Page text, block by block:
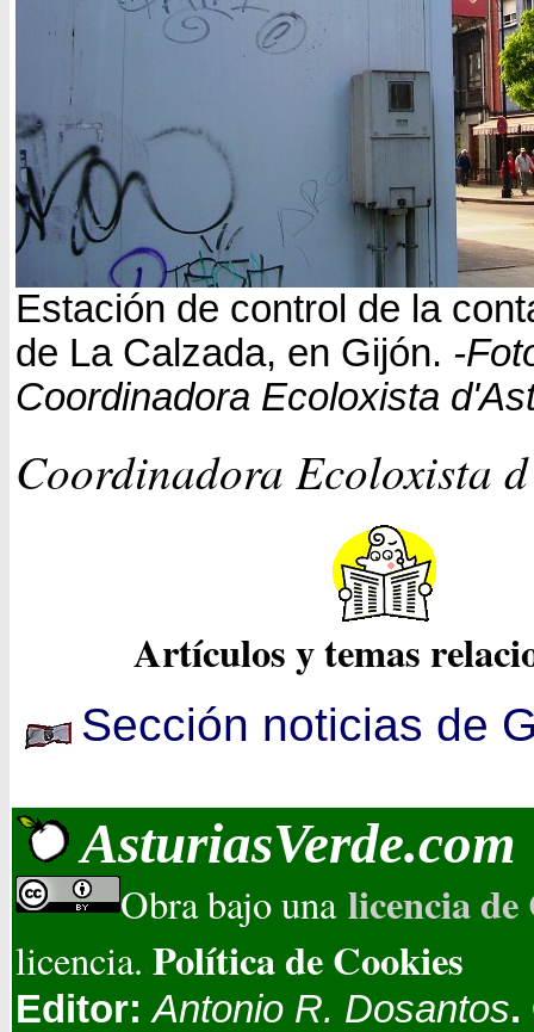
Estación de control de la
de La Calzada, en Gijón. -
Coordinadora Ecoloxista
Coordinadora Ecoloxista
Artículos y temas
Sección noticias de
AsturiasVerde.com
Obra bajo una licencia
licencia. Política de Cookies
Editor:Antonio R. Dosantos.